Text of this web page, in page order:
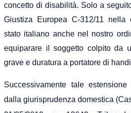
concetto di disabilità. Solo a
Giustiza Europea C-312/11
stato italiano anche nel nostro
equiparare il soggetto colpito da
grave e duratura a portatore di
Successivamente tale
dalla giurisprudenza domestica (